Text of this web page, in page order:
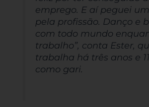
emprego. E aí peguei
pela profissão. Danço e
com todo mundo
trabalho”, conta Ester,
trabalha há três anos e
como gari.